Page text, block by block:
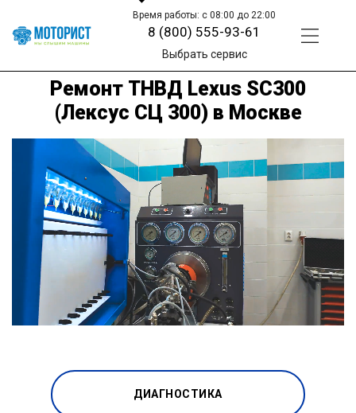
Время работы: с 08:00 до 22:00
8 (800) 555-93-61
Выбрать сервис
Ремонт ТНВД Lexus SC300
(Лексус СЦ 300) в Москве
ДИАГНОСТИКА